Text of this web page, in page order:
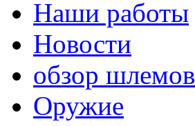
Наши работы
Новости
обзор шлемов
Оружие